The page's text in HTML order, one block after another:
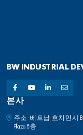
BW INDUSTRIAL
본사
주소: 베트남 호치민시 Binh
Plaza 8층